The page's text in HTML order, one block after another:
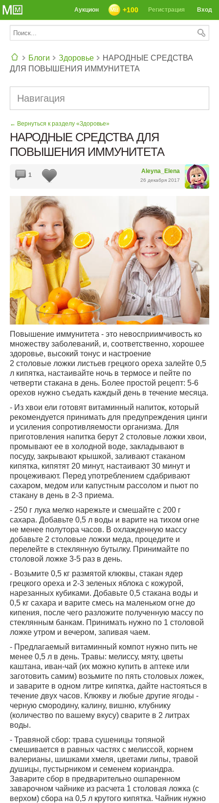
Вход
Регистрация
+100
Аукцион
Блоги Здоровье
НАРОДНЫЕ СРЕДСТВА
ДЛЯ ПОВЫШЕНИЯ ИММУНИТЕТА
Навигация
← Вернуться к разделу «Здоровье»
НАРОДНЫЕ СРЕДСТВА ДЛЯ
ПОВЫШЕНИЯ ИММУНИТЕТА
Aleyna_Elena
26 декабря 2017
1
Повышение иммунитета - это невосприимчивость ко
множеству заболеваний, и, соответственно, хорошее
здоровье, высокий тонус и настроение
2 столовые ложки листьев грецкого ореха залейте 0,5
л кипятка, настаивайте ночь в термосе и пейте по
четверти стакана в день. Более простой рецепт: 5-6
орехов нужно съедать каждый день в течение месяца.
- Из хвои ели готовят витаминный напиток, который
рекомендуется принимать для предупреждения цинги
и усиления сопротивляемости организма. Для
приготовления напитка берут 2 столовые ложки хвои,
промывают ее в холодной воде, закладывают в
посуду, закрывают крышкой, заливают стаканом
кипятка, кипятят 20 минут, настаивают 30 минут и
процеживают. Перед употреблением сдабривают
сахаром, медом или капустным рассолом и пьют по
стакану в день в 2-3 приема.
- 250 г лука мелко нарежьте и смешайте с 200 г
сахара. Добавьте 0,5 л воды и варите на тихом огне
не менее полутора часов. В охлажденную массу
добавьте 2 столовые ложки меда, процедите и
перелейте в стеклянную бутылку. Принимайте по
столовой ложке 3-5 раз в день.
- Возьмите 0,5 кг размятой клюквы, стакан ядер
грецкого ореха и 2-3 зеленых яблока с кожурой,
нарезанных кубиками. Добавьте 0,5 стакана воды и
0,5 кг сахара и варите смесь на маленьком огне до
кипения, после чего разложите полученную массу по
стеклянным банкам. Принимать нужно по 1 столовой
ложке утром и вечером, запивая чаем.
- Предлагаемый витаминный компот нужно пить не
менее 0,5 л в день. Травы: мелиссу, мяту, цветы
каштана, иван-чай (их можно купить в аптеке или
заготовить самим) возьмите по пять столовых ложек,
и заварите в одном литре кипятка, дайте настояться в
течение двух часов. Клюкву и любые другие ягоды -
черную смородину, калину, вишню, клубнику
(количество по вашему вкусу) сварите в 2 литрах
воды.
- Травяной сбор: трава сушеницы топяной
смешивается в равных частях с мелиссой, корнем
валерианы, шишками хмеля, цветами липы, травой
душицы, пустырником и семенем кориандра.
Заварите сбор в предварительно ошпаренном
заварочном чайнике из расчета 1 столовая ложка (с
верхом) сбора на 0,5 л крутого кипятка. Чайник нужно